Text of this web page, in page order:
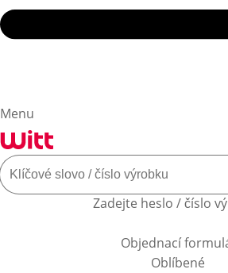
Menu
Zadejte heslo / číslo
Objednací
Oblíbené